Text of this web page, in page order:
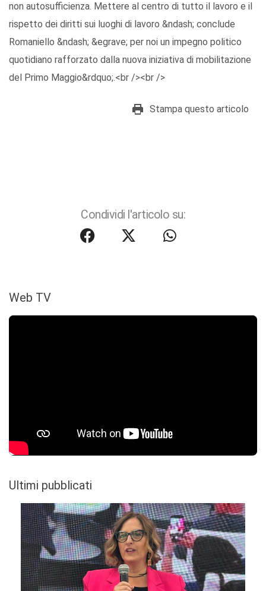
non autosufficienza. Mettere al centro di tutto il lavoro e il
rispetto dei diritti sui luoghi di lavoro &ndash; conclude
Romaniello &ndash; &egrave; per noi un impegno politico
quotidiano rafforzato dalla nuova iniziativa di mobilitazione
del Primo Maggio&rdquo;.<br /><br />
Stampa questo articolo
Condividi l'articolo su:
Web TV
Ultimi pubblicati